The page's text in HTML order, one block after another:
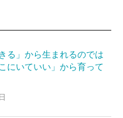
る」から生まれるのでは
にいていい」から育って